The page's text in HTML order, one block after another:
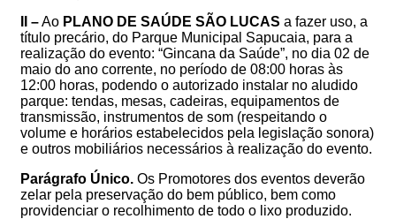
II –Ao PLANO DE SAÚDE SÃO LUCAS a fazer uso, a
título precário, do Parque Municipal Sapucaia, para a
realização do evento: “Gincana da Saúde”, no dia 02 de
maio do ano corrente, no período de 08:00 horas às
12:00 horas, podendo o autorizado instalar no aludido
parque: tendas, mesas, cadeiras, equipamentos de
transmissão, instrumentos de som (respeitando o
volume e horários estabelecidos pela legislação sonora)
e outros mobiliários necessários à realização do evento.
Parágrafo Único. Os Promotores dos eventos deverão
zelar pela preservação do bem público, bem como
providenciar o recolhimento de todo o lixo produzido.